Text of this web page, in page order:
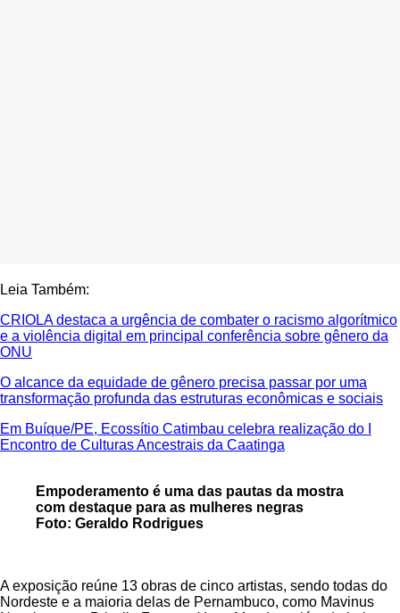
Leia Também:
CRIOLA destaca a urgência de combater o racismo algorítmico
e a violência digital em principal conferência sobre gênero da
ONU
O alcance da equidade de gênero precisa passar por uma
transformação profunda das estruturas econômicas e sociais
Em Buíque/PE, Ecossítio Catimbau celebra realização do I
Encontro de Culturas Ancestrais da Caatinga
Empoderamento é uma das pautas da mostra
com destaque para as mulheres negras
Foto: Geraldo Rodrigues
A exposição reúne 13 obras de cinco artistas, sendo todas do
Nordeste e a maioria delas de Pernambuco, como Mavinus